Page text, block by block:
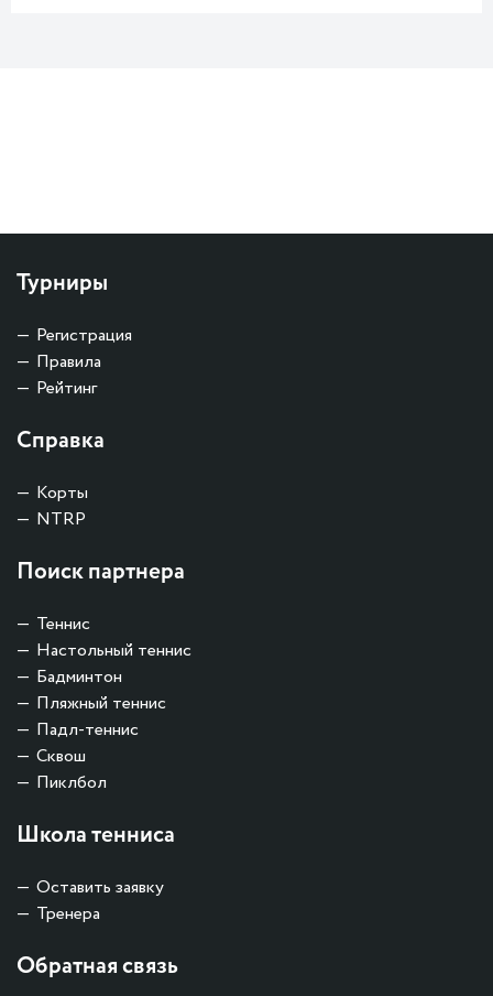
Турниры
Регистрация
Правила
Рейтинг
Справка
Корты
NTRP
Поиск партнера
Теннис
Настольный теннис
Бадминтон
Пляжный теннис
Падл-теннис
Сквош
Пиклбол
Школа тенниса
Оставить заявку
Тренера
Обратная связь